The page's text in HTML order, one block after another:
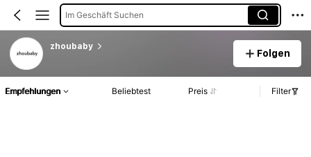
Im Geschäft Suchen
zhoubaby
Folgen
Empfehlungen Beliebtest Preis Filter